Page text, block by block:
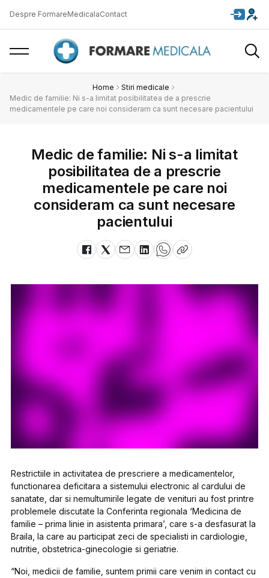
Despre FormareMedicalaContact
Home
Stiri medicale
Medic de familie: Ni s-a limitat posibilitatea de a prescrie
medicamentele pe care noi consideram ca sunt necesare pacientului
Medic de familie: Ni s-a limitat
posibilitatea de a prescrie
medicamentele pe care noi
consideram ca sunt necesare
pacientului
Restrictiile in activitatea de prescriere a medicamentelor,
functionarea deficitara a sistemului electronic al cardului de
sanatate, dar si nemultumirile legate de venituri au fost printre
problemele discutate la Conferinta regionala ‘Medicina de
familie – prima linie in asistenta primara’, care s-a desfasurat la
Braila, la care au participat zeci de specialisti in cardiologie,
nutritie, obstetrica-ginecologie si geriatrie.
“Noi, medicii de familie, suntem primii care venim in contact cu